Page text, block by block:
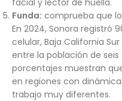
Funda: comprueba que
En 2024, Sonora registró
celular, Baja California
entre la población de seis
porcentajes muestran
en regiones con
trabajo muy diferentes.